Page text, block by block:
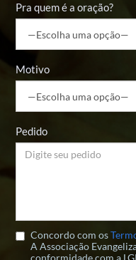
Pra quem é a oração?
Motivo
Pedido
Concordo com os
A Associação